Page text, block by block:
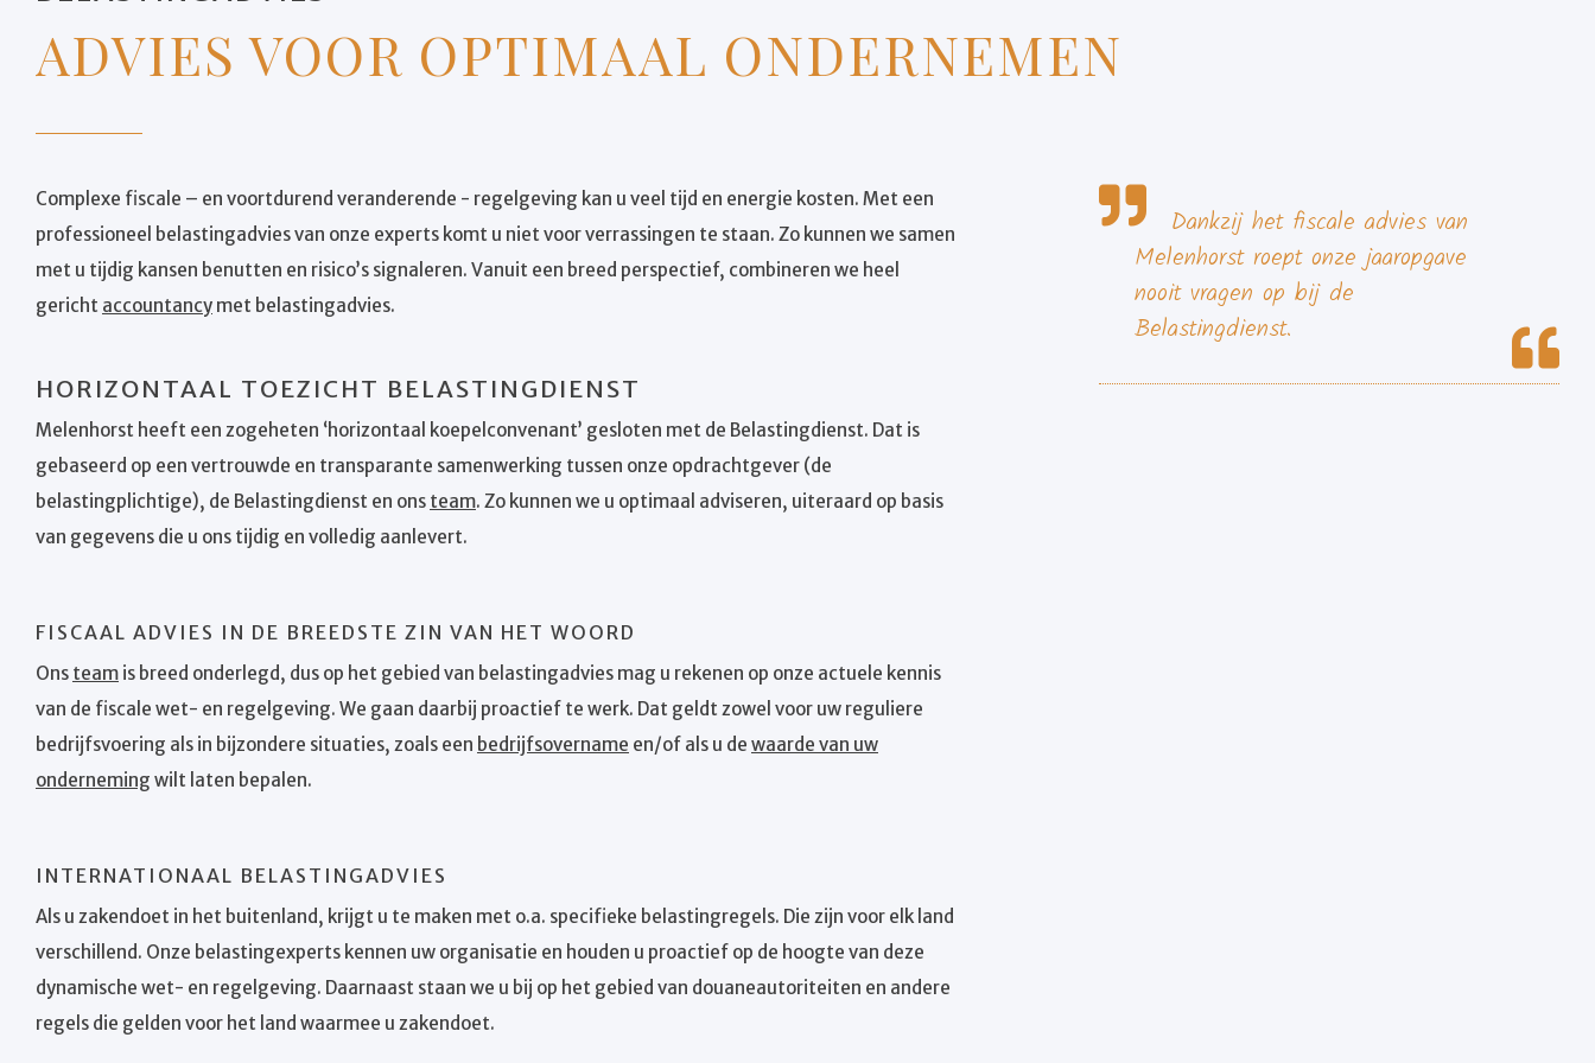
ADVIES VOOR OPTIMAAL ONDERNEMEN
Complexe fiscale – en voortdurend veranderende - regelgeving kan u veel tijd en energie kosten. Met een
professioneel belastingadvies van onze experts komt u niet voor verrassingen te staan. Zo kunnen we samen
met u tijdig kansen benutten en risico’s signaleren. Vanuit een breed perspectief, combineren we heel
gericht accountancy met belastingadvies.
HORIZONTAAL TOEZICHT BELASTINGDIENST
Melenhorst heeft een zogeheten ‘horizontaal koepelconvenant’ gesloten met de Belastingdienst. Dat is
gebaseerd op een vertrouwde en transparante samenwerking tussen onze opdrachtgever (de
belastingplichtige), de Belastingdienst en ons team. Zo kunnen we u optimaal adviseren, uiteraard op basis
van gegevens die u ons tijdig en volledig aanlevert.
FISCAAL ADVIES IN DE BREEDSTE ZIN VAN HET WOORD
Ons team is breed onderlegd, dus op het gebied van belastingadvies mag u rekenen op onze actuele kennis
van de fiscale wet- en regelgeving. We gaan daarbij proactief te werk. Dat geldt zowel voor uw reguliere
bedrijfsvoering als in bijzondere situaties, zoals een bedrijfsovername en/of als u de waarde van uw
onderneming wilt laten bepalen.
INTERNATIONAAL BELASTINGADVIES
Als u zakendoet in het buitenland, krijgt u te maken met o.a. specifieke belastingregels. Die zijn voor elk land
verschillend. Onze belastingexperts kennen uw organisatie en houden u proactief op de hoogte van deze
dynamische wet- en regelgeving. Daarnaast staan we u bij op het gebied van douaneautoriteiten en andere
regels die gelden voor het land waarmee u zakendoet.
Dankzij het fiscale advies van
Melenhorst roept onze jaaropgave
nooit vragen op bij de
Belastingdienst.